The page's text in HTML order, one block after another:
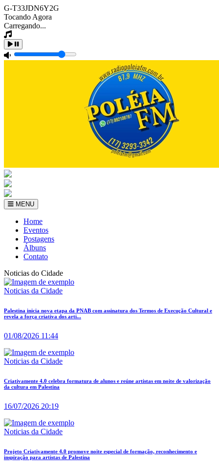
G-T33JDN6Y2G
Tocando Agora
Carregando...
MENU
Home
Eventos
Postagens
Álbuns
Contato
Noticias do Cidade
Noticias da Cidade
Palestina inicia nova etapa da PNAB com assinatura dos Termos de Execução Cultural e
revela a força criativa dos arti...
01/08/2026 11:44
Noticias da Cidade
Criativamente 4.0 celebra formatura de alunos e reúne artistas em noite de valorização
da cultura em Palestina
16/07/2026 20:19
Noticias da Cidade
Projeto Criativamente 4.0 promove noite especial de formação, reconhecimento e
inspiração para artistas de Palestina